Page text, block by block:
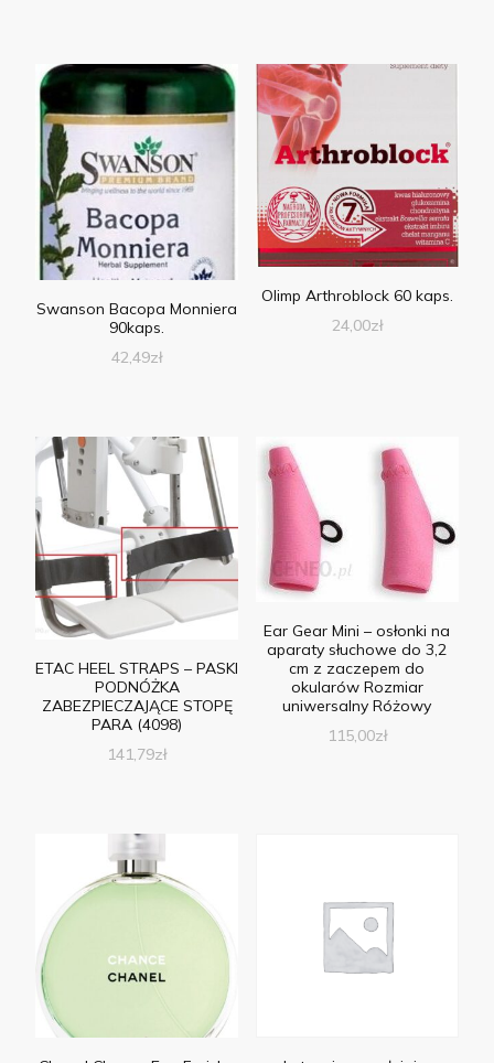
Swanson Bacopa Monniera
90kaps.
42,49zł
Olimp Arthroblock 60 kaps.
24,00zł
ETAC HEEL STRAPS – PASKI
PODNÓŻKA
ZABEZPIECZAJĄCE STOPĘ
PARA (4098)
141,79zł
Ear Gear Mini – osłonki na
aparaty słuchowe do 3,2
cm z zaczepem do
okularów Rozmiar
uniwersalny Różowy
115,00zł